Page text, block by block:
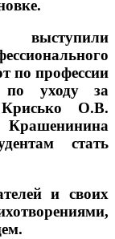
выступили
по профессии
по уходу за
О.В.
стать
и своих